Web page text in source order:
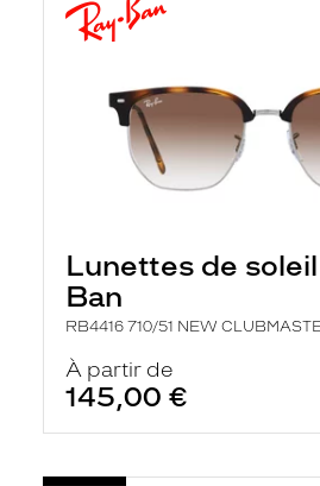
Lunettes de
Ban
RB4416 710/51 NEW
À partir de
145,00 €